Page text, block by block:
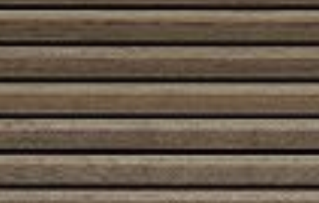
Austroflamm 89x49x45 S
5251,00€